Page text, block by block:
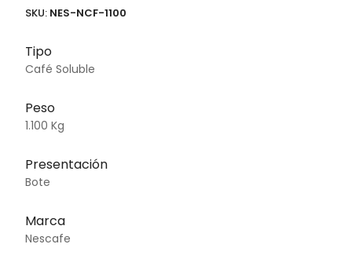
SKU: NES-NCF-1100
Tipo
Café Soluble
Peso
1.100 Kg
Presentación
Bote
Marca
Nescafe